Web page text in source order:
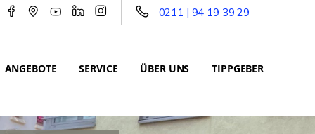
0211 | 94 19 39 29
ANGEBOTE SERVICE ÜBER UNS TIPPGEBER